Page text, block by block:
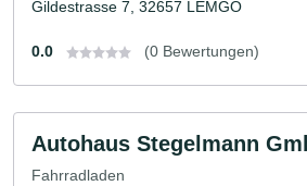
Gildestrasse 7, 32657 LEMGO
0.0 (0 Bewertungen)
Autohaus Stegelmann
Fahrradladen